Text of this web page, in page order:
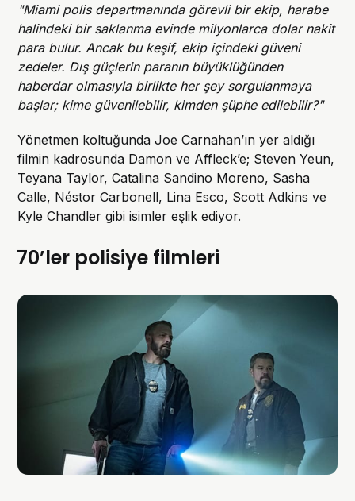
"Miami polis departmanında görevli bir ekip, harabe
halindeki bir saklanma evinde milyonlarca dolar nakit
para bulur. Ancak bu keşif, ekip içindeki güveni
zedeler. Dış güçlerin paranın büyüklüğünden
haberdar olmasıyla birlikte her şey sorgulanmaya
başlar; kime güvenilebilir, kimden şüphe edilebilir?"
Yönetmen koltuğunda Joe Carnahan’ın yer aldığı
filmin kadrosunda Damon ve Affleck’e; Steven Yeun,
Teyana Taylor, Catalina Sandino Moreno, Sasha
Calle, Néstor Carbonell, Lina Esco, Scott Adkins ve
Kyle Chandler gibi isimler eşlik ediyor.
70’ler polisiye filmleri